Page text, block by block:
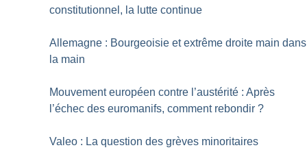
constitutionnel, la lutte continue
Allemagne : Bourgeoisie et extrême droite main dans
la main
Mouvement européen contre l’austérité : Après
l’échec des euromanifs, comment rebondir ?
Valeo : La question des grèves minoritaires